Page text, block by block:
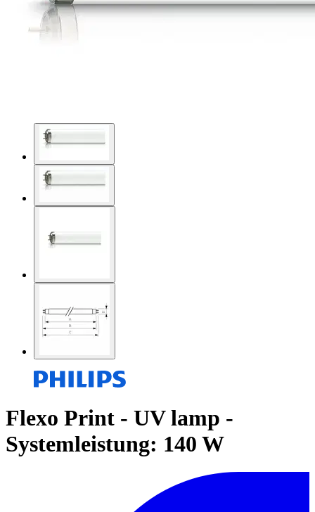
Flexo Print - UV lamp -
Systemleistung: 140 W